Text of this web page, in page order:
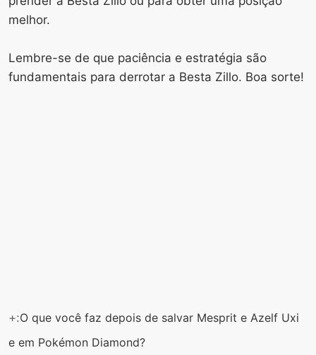
melhor.
Lembre-se de que paciência e estratégia são
fundamentais para derrotar a Besta Zillo. Boa sorte!
+:O que você faz depois de salvar Mesprit e Azelf Uxi
e em Pokémon Diamond?